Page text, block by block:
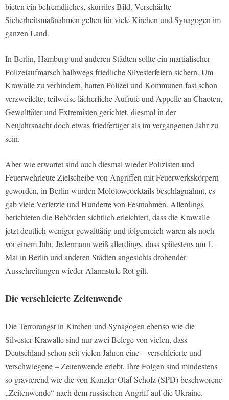
bieten ein befremdliches, skurriles Bild. Verschärfte
Sicherheitsmaßnahmen gelten für viele Kirchen und Synagogen im
ganzen Land.
In Berlin, Hamburg und anderen Städten sollte ein martialischer
Polizeiaufmarsch halbwegs friedliche Silvesterfeiern sichern. Um
Krawalle zu verhindern, hatten Polizei und Kommunen fast schon
verzweifelte, teilweise lächerliche Aufrufe und Appelle an Chaoten,
Gewalttäter und Extremisten gerichtet, diesmal in der
Neujahrsnacht doch etwas friedfertiger als im vergangenen Jahr zu
sein.
Aber wie erwartet sind auch diesmal wieder Polizisten und
Feuerwehrleute Zielscheibe von Angriffen mit Feuerwerkskörpern
geworden, in Berlin wurden Molotowcocktails beschlagnahmt, es
gab viele Verletzte und Hunderte von Festnahmen. Allerdings
berichteten die Behörden sichtlich erleichtert, dass die Krawalle
jetzt deutlich weniger gewalttätig und folgenreich waren als noch
vor einem Jahr. Jedermann weiß allerdings, dass spätestens am 1.
Mai in Berlin und anderen Städten angesichts drohender
Ausschreitungen wieder Alarmstufe Rot gilt.
Die verschleierte Zeitenwende
Die Terrorangst in Kirchen und Synagogen ebenso wie die
Silvester-Krawalle sind nur zwei Belege von vielen, dass
Deutschland schon seit vielen Jahren eine – verschleierte und
verschwiegene – Zeitenwende erlebt. Ihre Folgen sind mindestens
so gravierend wie die von Kanzler Olaf Scholz (SPD) beschworene
„Zeitenwende“ nach dem russischen Angriff auf die Ukraine.